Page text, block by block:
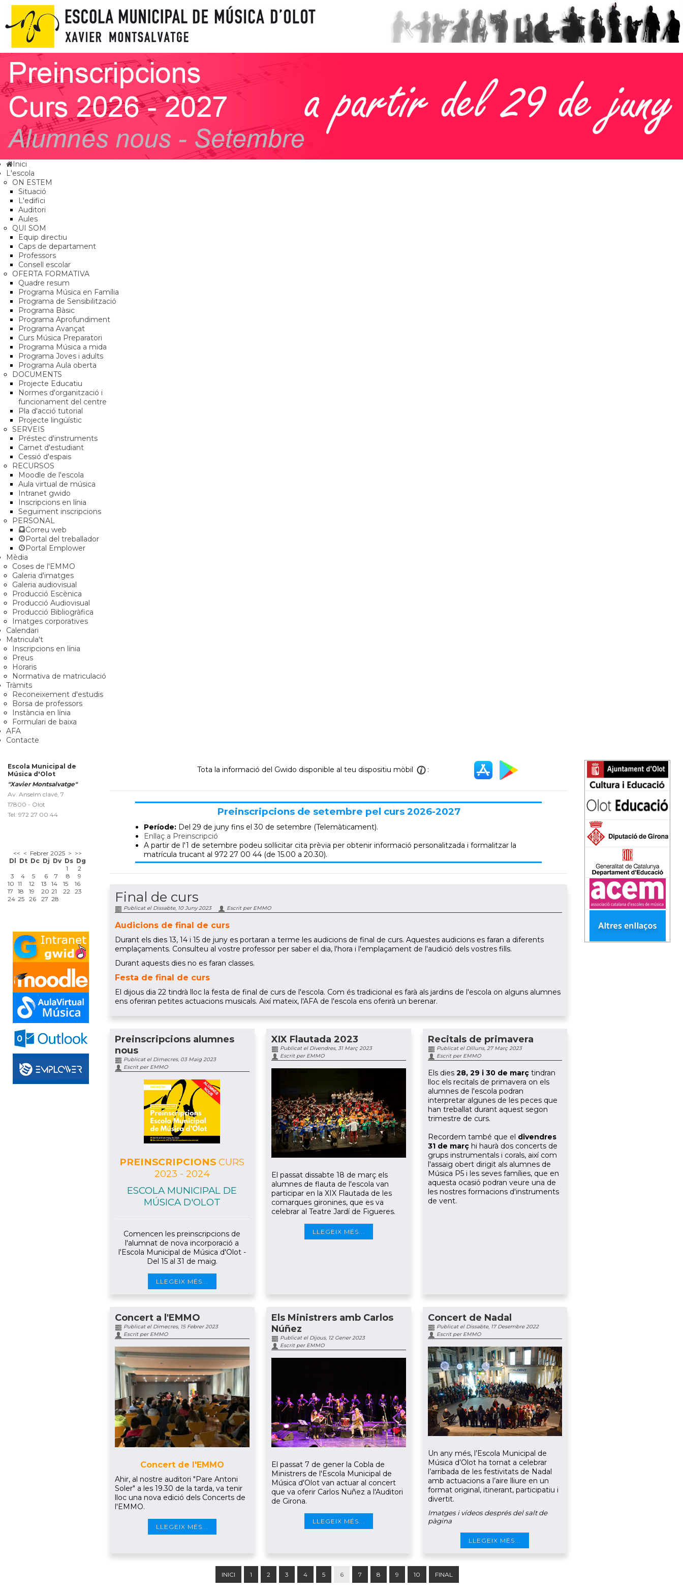
Inici
L'escola
ON ESTEM
Situació
L'edifici
Auditori
Aules
QUI SOM
Equip directiu
Caps de departament
Professors
Consell escolar
OFERTA FORMATIVA
Quadre resum
Programa Música en Família
Programa de Sensibilització
Programa Bàsic
Programa Aprofundiment
Programa Avançat
Curs Música Preparatori
Programa Música a mida
Programa Joves i adults
Programa Aula oberta
DOCUMENTS
Projecte Educatiu
Normes d'organització i
funcionament del centre
Pla d'acció tutorial
Projecte lingüístic
SERVEIS
Préstec d'instruments
Carnet d'estudiant
Cessió d'espais
RECURSOS
Moodle de l'escola
Aula virtual de música
Intranet gwido
Inscripcions en línia
Seguiment inscripcions
PERSONAL
Correu web
Portal del treballador
Portal Emplower
Mèdia
Coses de l'EMMO
Galeria d'imatges
Galeria audiovisual
Producció Escènica
Producció Audiovisual
Producció Bibliogràfica
Imatges corporatives
Calendari
Matricula't
Inscripcions en línia
Preus
Horaris
Normativa de matriculació
Tràmits
Reconeixement d'estudis
Borsa de professors
Instància en línia
Formulari de baixa
AFA
Contacte
Escola Municipal de
Música d'Olot
"Xavier Montsalvatge"
Av. Anselm clavé, 7
17800 - Olot
Tel. 972 27 00 44
<< < Febrer 2025 > >>
Dl
Dt Dc Dj Dv Ds Dg
1
2
3
4 5 6 7 8
9
10 11 12 13 14 15
16
17
18 19 20 21 22 23
24 25 26 27 28
Tota la informació del Gwido disponible al teu dispositiu mòbil :
Preinscripcions de setembre pel curs 2026-2027
Període: Del 29 de juny fins el 30 de setembre (Telemàticament).
Enllaç a Preinscripció
A partir de l'1 de setembre podeu sol·licitar cita prèvia per obtenir informació personalitzada i formalitzar la
matrícula trucant al 972 27 00 44 (de 15.00 a 20.30).
Final de curs
Publicat el Dissabte, 10 Juny 2023 Escrit per EMMO
Audicions de final de curs
Durant els dies 13, 14 i 15 de juny es portaran a terme les audicions de final de curs. Aquestes audicions es faran a diferents
emplaçaments. Consulteu al vostre professor per saber el dia, l'hora i l'emplaçament de l'audició dels vostres fills.
Durant aquests dies no es faran classes.
Festa de final de curs
El dijous dia 22 tindrà lloc la festa de final de curs de l'escola. Com és tradicional es farà als jardins de l'escola on alguns alumnes
ens oferiran petites actuacions musicals. Així mateix, l'AFA de l'escola ens oferirà un berenar.
Preinscripcions alumnes
nous
Publicat el Dimecres, 03 Maig 2023
Escrit per EMMO
PREINSCRIPCIONSCURS
2023 - 2024
ESCOLA MUNICIPAL DE
MÚSICA D'OLOT
Comencen les preinscripcions de
l'alumnat de nova incorporació a
l'Escola Municipal de Música d'Olot -
Del 15 al 31 de maig.
LLEGEIX MÉS...
XIX Flautada 2023
Publicat el Divendres, 31 Març 2023
Escrit per EMMO
El passat dissabte 18 de març els
alumnes de flauta de l'escola van
participar en la XIX Flautada de les
comarques gironines, que es va
celebrar al Teatre Jardí de Figueres.
LLEGEIX MÉS...
Recitals de primavera
Publicat el Dilluns, 27 Març 2023
Escrit per EMMO
Els dies 28, 29 i 30 de marçtindran
lloc els recitals de primavera on els
alumnes de l'escola podran
interpretar algunes de les peces que
han treballatdurant aquest segon
trimestre de curs.
Recordem també que el divendres
31 de març hi haurà dos concerts de
grups instrumentals i corals, així com
l'assaig obert dirigitals alumnes de
Música P5 i les seves famílies, que en
aquesta ocasió podran veure una de
les nostres formacions d'instruments
de vent.
Concert a l'EMMO
Publicat el Dimecres, 15 Febrer 2023
Escrit per EMMO
Concert de l'EMMO
Ahir, al nostre auditori "Pare Antoni
Soler" a les 19.30 de la tarda, va tenir
lloc una nova edició dels Concerts de
l'EMMO.
LLEGEIX MÉS...
Els Ministrers amb Carlos
Núñez
Publicat el Dijous, 12 Gener 2023
Escrit per EMMO
El passat 7 de gener la Cobla de
Ministrers de l'Escola Municipal de
Música d'Olot van actuar al concert
que va oferir Carlos Nuñez a l'Auditori
de Girona.
LLEGEIX MÉS...
Concert de Nadal
Publicat el Dissabte, 17 Desembre 2022
Escrit per EMMO
Un any més, l’Escola Municipal de
Música d’Olot ha tornat a celebrar
l’arribada de les festivitats de Nadal
amb actuacions a l’aire lliure en un
format original, itinerant, participatiu i
divertit.
Imatges i vídeos després del salt de
pàgina
LLEGEIX MÉS...
INICI 1 2 3 4 5 6 7 8 9 10 FINAL